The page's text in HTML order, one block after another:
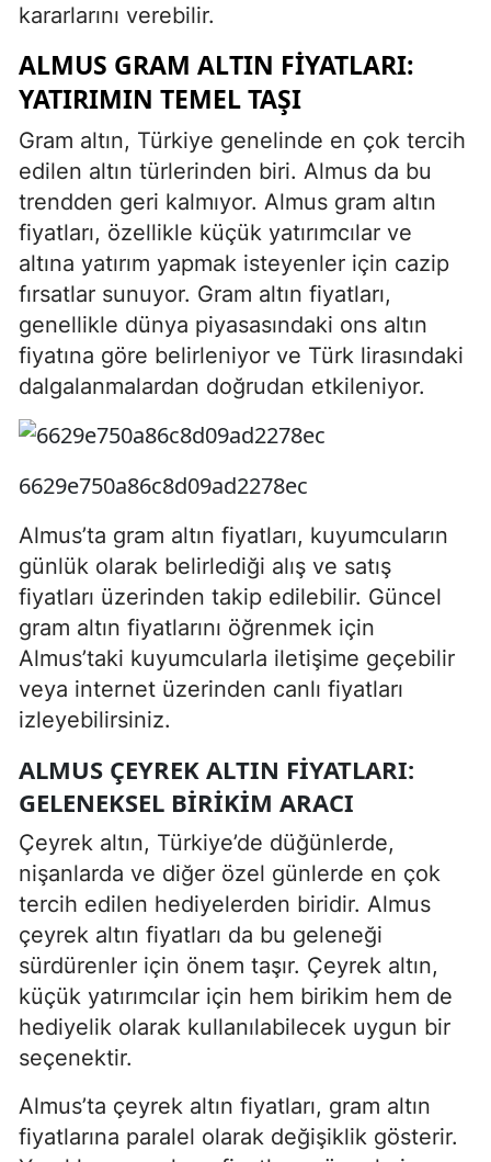
kararlarını verebilir.
ALMUS GRAM ALTIN FIYATLARI:
YATIRIMIN TEMEL TAŞI
Gram altın, Türkiye genelinde en çok tercih
edilen altın türlerinden biri. Almus da bu
trendden geri kalmıyor. Almus gram altın
fiyatları, özellikle küçük yatırımcılar ve
altına yatırım yapmak isteyenler için cazip
fırsatlar sunuyor. Gram altın fiyatları,
genellikle dünya piyasasındaki ons altın
fiyatına göre belirleniyor ve Türk lirasındaki
dalgalanmalardan doğrudan etkileniyor.
6629e750a86c8d09ad2278ec
Almus’ta gram altın fiyatları, kuyumcuların
günlük olarak belirlediği alış ve satış
fiyatları üzerinden takip edilebilir. Güncel
gram altın fiyatlarını öğrenmek için
Almus’taki kuyumcularla iletişime geçebilir
veya internet üzerinden canlı fiyatları
izleyebilirsiniz.
ALMUS ÇEYREK ALTIN FIYATLARI:
GELENEKSEL BIRIKIM ARACI
Çeyrek altın, Türkiye’de düğünlerde,
nişanlarda ve diğer özel günlerde en çok
tercih edilen hediyelerden biridir. Almus
çeyrek altın fiyatları da bu geleneği
sürdürenler için önem taşır. Çeyrek altın,
küçük yatırımcılar için hem birikim hem de
hediyelik olarak kullanılabilecek uygun bir
seçenektir.
Almus’ta çeyrek altın fiyatları, gram altın
fiyatlarına paralel olarak değişiklik gösterir.